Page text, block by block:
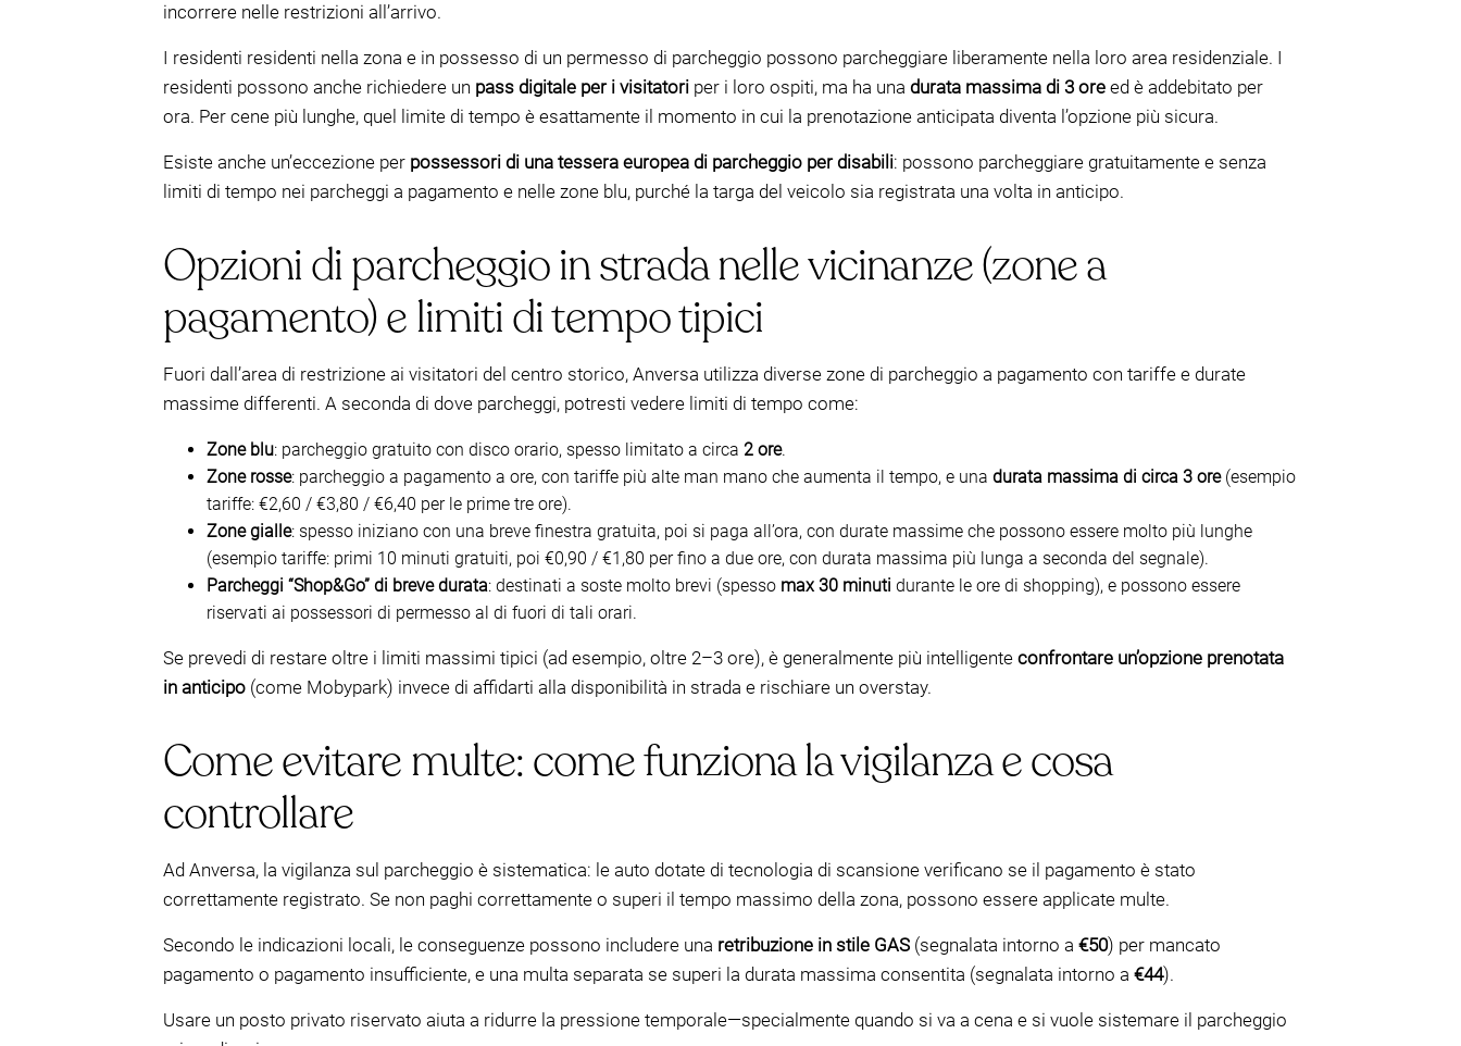
incorrere nelle restrizioni all’arrivo.
I residenti residenti nella zona e in possesso di un permesso di parcheggio possono parcheggiare liberamente nella loro area residenziale. I
residenti possono anche richiedere un pass digitale per i visitatori per i loro ospiti, ma ha una durata massima di 3 ore ed è addebitato per
ora. Per cene più lunghe, quel limite di tempo è esattamente il momento in cui la prenotazione anticipata diventa l’opzione più sicura.
Esiste anche un’eccezione per possessori di una tessera europea di parcheggio per disabili: possono parcheggiare gratuitamente e senza
limiti di tempo nei parcheggi a pagamento e nelle zone blu, purché la targa del veicolo sia registrata una volta in anticipo.
Opzioni di parcheggio in strada nelle vicinanze (zone a
pagamento) e limiti di tempo tipici
Fuori dall’area di restrizione ai visitatori del centro storico, Anversa utilizza diverse zone di parcheggio a pagamento con tariffe e durate
massime differenti. A seconda di dove parcheggi, potresti vedere limiti di tempo come:
Zone blu: parcheggio gratuito con disco orario, spesso limitato a circa 2 ore.
Zone rosse: parcheggio a pagamento a ore, con tariffe più alte man mano che aumenta il tempo, e una durata massima di circa 3 ore(esempio
tariffe: €2,60 / €3,80 / €6,40 per le prime tre ore).
Zone gialle: spesso iniziano con una breve finestra gratuita, poi si paga all’ora, con durate massime che possono essere molto più lunghe
(esempio tariffe: primi 10 minuti gratuiti, poi €0,90 / €1,80 per fino a due ore, con durata massima più lunga a seconda del segnale).
Parcheggi “Shop&Go” di breve durata: destinati a soste molto brevi (spesso max 30 minuti durante le ore di shopping), e possono essere
riservati ai possessori di permesso al di fuori di tali orari.
Se prevedi di restare oltre i limiti massimi tipici (ad esempio, oltre 2–3 ore), è generalmente più intelligente confrontare un’opzione prenotata
in anticipo (come Mobypark) invece di affidarti alla disponibilità in strada e rischiare un overstay.
Come evitare multe: come funziona la vigilanza e cosa
controllare
Ad Anversa, la vigilanza sul parcheggio è sistematica: le auto dotate di tecnologia di scansione verificano se il pagamento è stato
correttamente registrato. Se non paghi correttamente o superi il tempo massimo della zona, possono essere applicate multe.
Secondo le indicazioni locali, le conseguenze possono includere una retribuzione in stile GAS (segnalata intorno a €50) per mancato
pagamento o pagamento insufficiente, e una multa separata se superi la durata massima consentita (segnalata intorno a €44).
Usare un posto privato riservato aiuta a ridurre la pressione temporale—specialmente quando si va a cena e si vuole sistemare il parcheggio